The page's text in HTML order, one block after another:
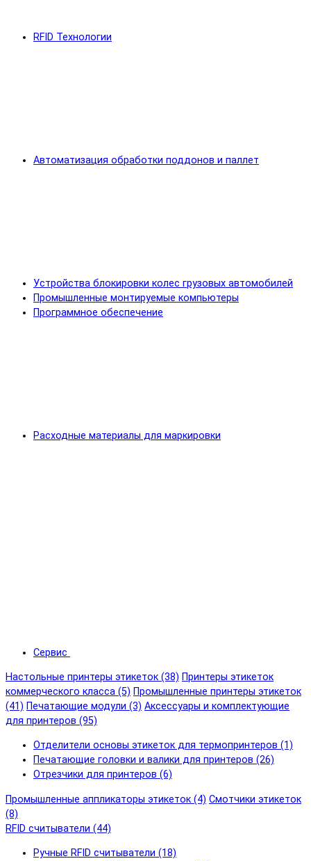
RFID Технологии
Автоматизация обработки поддонов и паллет
Устройства блокировки колес грузовых автомобилей
Промышленные монтируемые компьютеры
Программное обеспечение
Расходные материалы для маркировки
Сервис
Настольные принтеры этикеток (38) Принтеры этикеток
коммерческого класса (5) Промышленные принтеры этикеток
(41) Печатающие модули (3) Аксессуары и комплектующие
для принтеров (95)
Отделители основы этикеток для термопринтеров (1)
Печатающие головки и валики для принтеров (26)
Отрезчики для принтеров (6)
Промышленные аппликаторы этикеток (4) Смотчики этикеток
(8)
RFID cчитыватели (44)
Ручные RFID cчитыватели (18)